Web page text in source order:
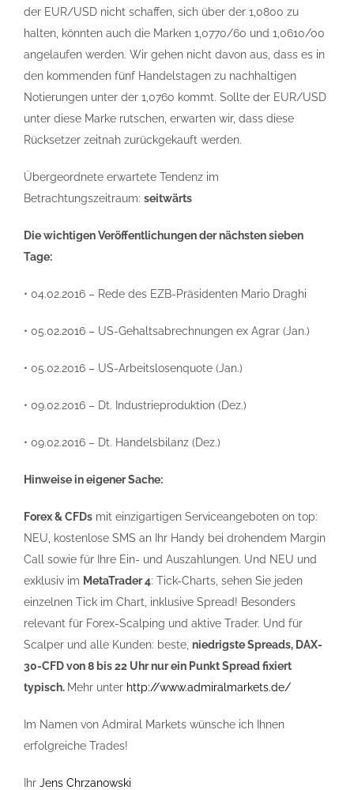
der EUR/USD nicht schaffen, sich über der 1,0800 zu
halten, könnten auch die Marken 1,0770/60 und 1,0610/00
angelaufen werden. Wir gehen nicht davon aus, dass es in
den kommenden fünf Handelstagen zu nachhaltigen
Notierungen unter der 1,0760 kommt. Sollte der EUR/USD
unter diese Marke rutschen, erwarten wir, dass diese
Rücksetzer zeitnah zurückgekauft werden.
Übergeordnete erwartete Tendenz im
Betrachtungszeitraum: seitwärts
Die wichtigen Veröffentlichungen der nächsten sieben
Tage:
• 04.02.2016 – Rede des EZB-Präsidenten Mario Draghi
• 05.02.2016 – US-Gehaltsabrechnungen ex Agrar (Jan.)
• 05.02.2016 – US-Arbeitslosenquote (Jan.)
• 09.02.2016 – Dt. Industrieproduktion (Dez.)
• 09.02.2016 – Dt. Handelsbilanz (Dez.)
Hinweise in eigener Sache:
Forex & CFDs mit einzigartigen Serviceangeboten on top:
NEU, kostenlose SMS an Ihr Handy bei drohendem Margin
Call sowie für Ihre Ein- und Auszahlungen. Und NEU und
exklusiv im MetaTrader 4: Tick-Charts, sehen Sie jeden
einzelnen Tick im Chart, inklusive Spread! Besonders
relevant für Forex-Scalping und aktive Trader. Und für
Scalper und alle Kunden: beste, niedrigste Spreads, DAX-
30-CFD von 8 bis 22 Uhr nur ein Punkt Spread fixiert
typisch. Mehr unter http://www.admiralmarkets.de/
Im Namen von Admiral Markets wünsche ich Ihnen
erfolgreiche Trades!
Ihr Jens Chrzanowski